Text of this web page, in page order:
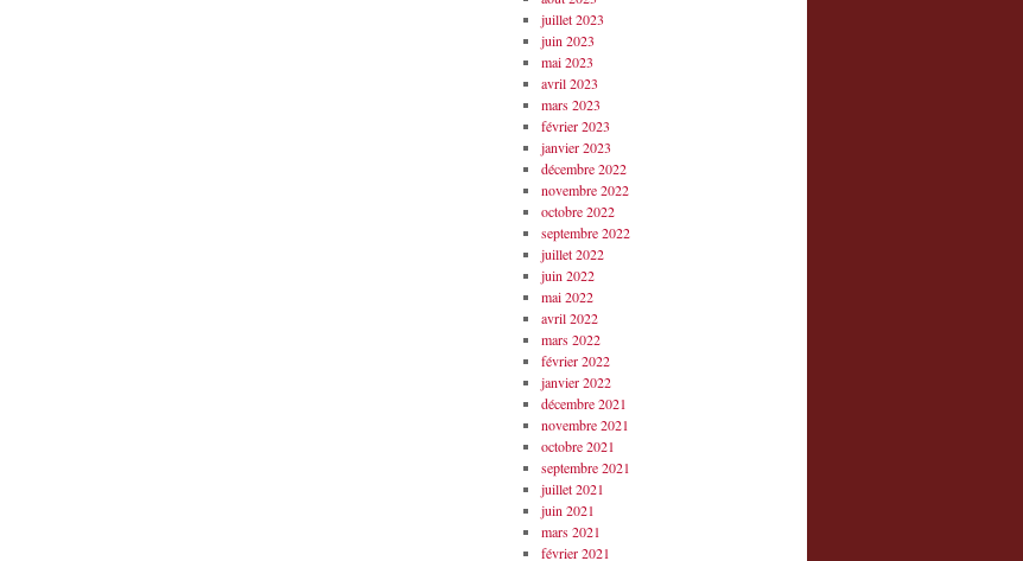
juillet 2023
juin 2023
mai 2023
avril 2023
mars 2023
février 2023
janvier 2023
décembre 2022
novembre 2022
octobre 2022
septembre 2022
juillet 2022
juin 2022
mai 2022
avril 2022
mars 2022
février 2022
janvier 2022
décembre 2021
novembre 2021
octobre 2021
septembre 2021
juillet 2021
juin 2021
mars 2021
février 2021